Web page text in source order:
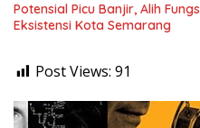
Potensial Picu Banjir, Alih
Eksistensi Kota Semarang
Post Views: 91